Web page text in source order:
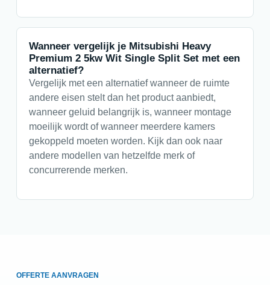
Wanneer vergelijk je Mitsubishi Heavy
Premium 2 5kw Wit Single Split Set met een
alternatief?
Vergelijk met een alternatief wanneer de ruimte
andere eisen stelt dan het product aanbiedt,
wanneer geluid belangrijk is, wanneer montage
moeilijk wordt of wanneer meerdere kamers
gekoppeld moeten worden. Kijk dan ook naar
andere modellen van hetzelfde merk of
concurrerende merken.
OFFERTE AANVRAGEN